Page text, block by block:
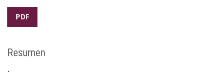
PDF
Resumen
.